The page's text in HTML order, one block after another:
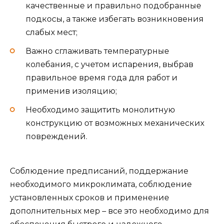
качественные и правильно подобранные
подкосы, а также избегать возникновения
слабых мест;
Важно сглаживать температурные
колебания, с учетом испарения, выбрав
правильное время года для работ и
применив изоляцию;
Необходимо защитить монолитную
конструкцию от возможных механических
повреждений.
Соблюдение предписаний, поддержание
необходимого микроклимата, соблюдение
установленных сроков и применение
дополнительных мер – все это необходимо для